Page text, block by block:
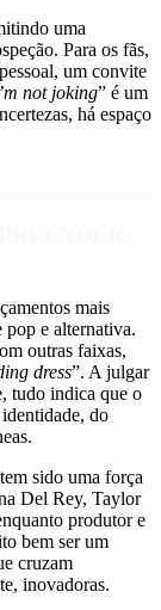
uma
Para os fãs,
um convite
not joking” é um
há espaço
mais
pop e alternativa.
outras faixas,
dress”. A julgar
tudo indica que o
do
sido uma força
Del Rey, Taylor
produtor e
bem ser um
cruzam
inovadoras.